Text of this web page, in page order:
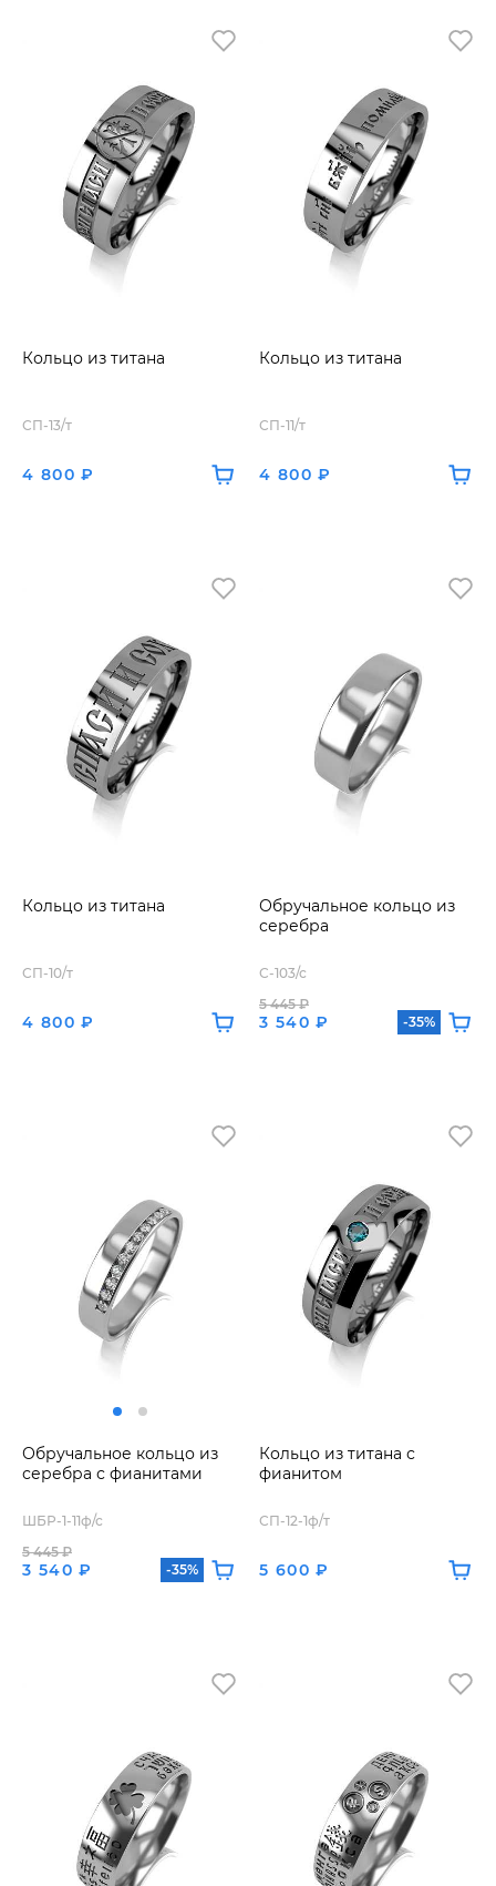
Кольцо из титана
СП-13/т
4 800 ₽
Кольцо из титана
СП-11/т
4 800 ₽
Кольцо из титана
СП-10/т
4 800 ₽
Обручальное кольцо из
серебра
С-103/с
3 540 ₽
5 445 ₽
-35%
Обручальное кольцо из
серебра с фианитами
ШБР-1-11ф/с
3 540 ₽
5 445 ₽
-35%
Кольцо из титана с
фианитом
СП-12-1ф/т
5 600 ₽